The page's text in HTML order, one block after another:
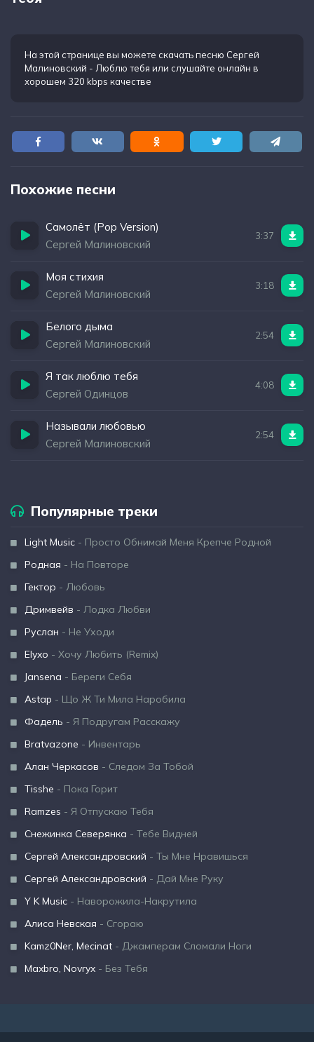
На этой странице вы можете скачать песню Сергей
Малиновский - Люблю тебя или слушайте онлайн в
хорошем 320 kbps качестве
Похожие песни
Самолёт (Pop Version)
Сергей Малиновский
3:37
Моя стихия
Сергей Малиновский
3:18
Белого дыма
Сергей Малиновский
2:54
Я так люблю тебя
Сергей Одинцов
4:08
Называли любовью
Сергей Малиновский
2:54
Популярные треки
Light Music - Просто Обнимай Меня Крепче Родной
Родная - На Повторе
Гектор - Любовь
Дримвейв - Лодка Любви
Руслан - Не Уходи
Elyxo - Хочу Любить (Remix)
Jansena - Береги Себя
Astap - Що Ж Ти Мила Наробила
Фадель - Я Подругам Расскажу
Bratvazone - Инвентарь
Алан Черкасов - Следом За Тобой
Tisshe - Пока Горит
Ramzes - Я Отпускаю Тебя
Снежинка Северянка - Тебе Видней
Сергей Александровский - Ты Мне Нравишься
Сергей Александровский - Дай Мне Руку
Y K Music - Наворожила-Накрутила
Алиса Невская - Сгораю
Kamz0Ner, Mecinat - Джамперам Сломали Ноги
Maxbro, Novryx - Без Тебя